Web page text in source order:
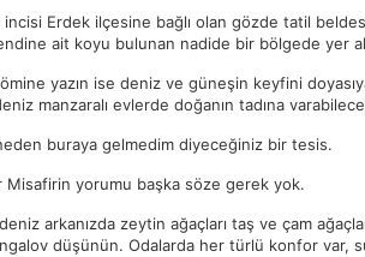
alakalı
incisi Erdek ilçesine bağlı olan gözde tatil
ait koyu bulunan nadide bir bölgede yer
yazın ise deniz ve güneşin keyfini
manzaralı evlerde doğanın tadına
buraya gelmedim diyeceğiniz bir tesis.
Misafirin yorumu başka söze gerek yok.
arkanızda zeytin ağaçları taş ve çam
düşünün. Odalarda her türlü konfor var, su